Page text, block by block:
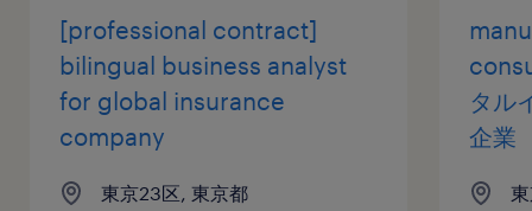
30%
雇用期間
期間の定めなし
[professional contract]
bilingual business analyst
for global insurance
company
東京23区, 東京都
タル
企業